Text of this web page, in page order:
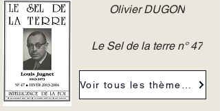
Olivier DUGON
Le Sel de la terre n° 47